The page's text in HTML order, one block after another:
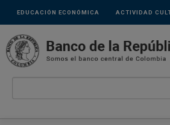
Pasar al contenido principal
Links
secundarios
ACTIVIDAD
EDUCACIÓN ECONÓMICA